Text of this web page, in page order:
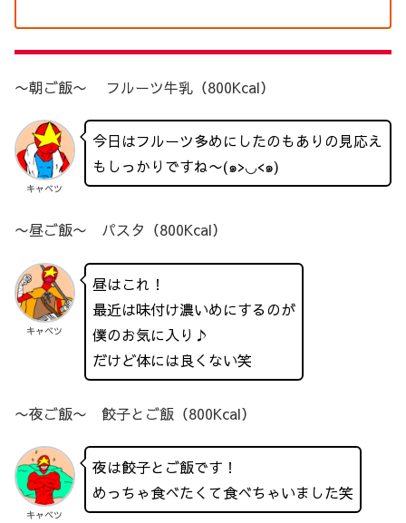
〜朝ご飯〜 フルーツ牛乳（800Kcal）
キャベツ
今日はフルーツ多めにしたのもありの見応え
もしっかりですね〜(๑>◡<๑)
〜昼ご飯〜 パスタ（800Kcal）
キャベツ
昼はこれ！
最近は味付け濃いめにするのが
僕のお気に入り♪
だけど体には良くない笑
〜夜ご飯〜 餃子とご飯（800Kcal）
キャベツ
夜は餃子とご飯です！
めっちゃ食べたくて食べちゃいました笑